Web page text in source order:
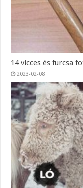
14 vicces és furcsa
2023-02-08